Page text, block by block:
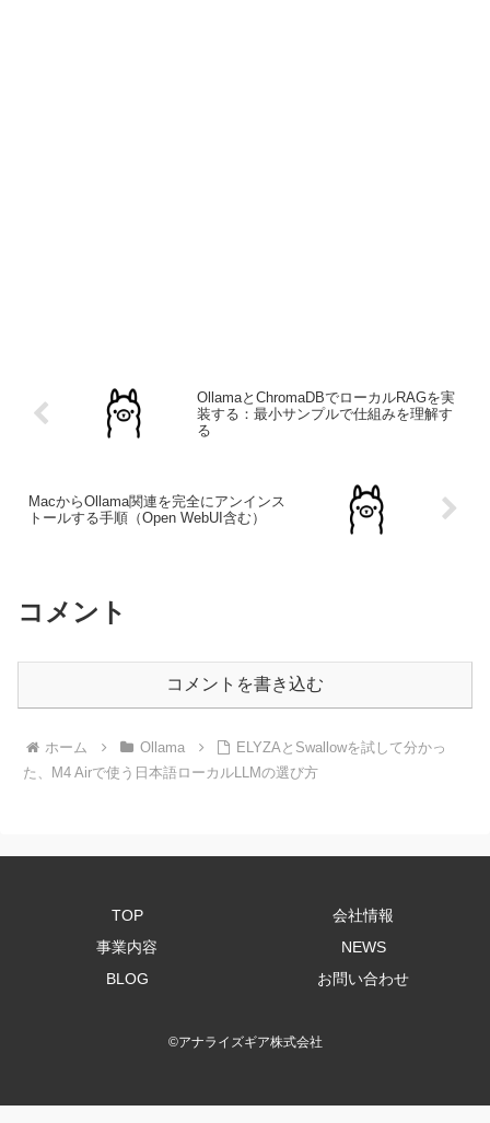
OllamaとChromaDBでローカルRAGを実
装する：最小サンプルで仕組みを理解す
る
MacからOllama関連を完全にアンインス
トールする手順（Open WebUI含む）
コメント
コメントを書き込む
ホーム Ollama
ELYZAとSwallowを試して分かっ
た、M4 Airで使う日本語ローカルLLMの選び方
TOP
会社情報
事業内容
NEWS
BLOG
お問い合わせ
©アナライズギア株式会社